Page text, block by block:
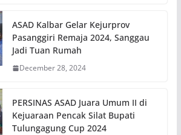
ASAD Kalbar Gelar Kejurprov
Pasanggiri Remaja 2024, Sanggau
Jadi Tuan Rumah
December 28, 2024
PERSINAS ASAD Juara Umum II di
Kejuaraan Pencak Silat Bupati
Tulungagung Cup 2024